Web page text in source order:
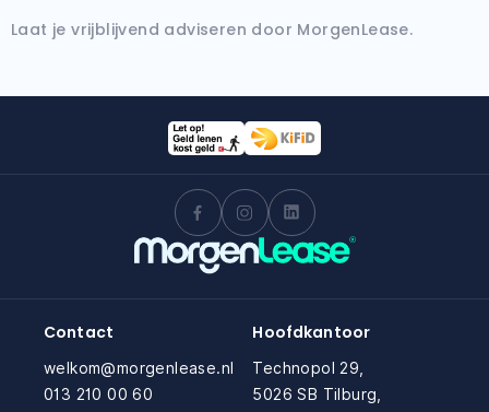
Laat je vrijblijvend adviseren door MorgenLease.
Contact
welkom@morgenlease.nl
013 210 00 60
Hoofdkantoor
Technopol 29,
5026 SB Tilburg,